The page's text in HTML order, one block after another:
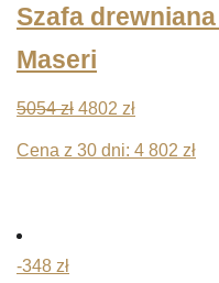
Szafa
Maseri
5054zł Pierwotna
4802 złAktualna
Cena z 30 dni: 4 802 zł
-348 zł